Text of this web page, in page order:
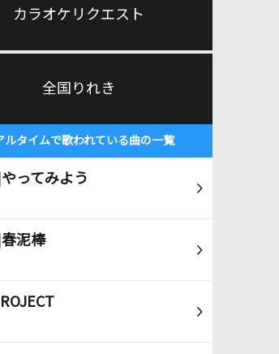
カラオケリクエスト
全国りれき
ルタイムで歌われている曲の一覧
ってみよう
泥棒